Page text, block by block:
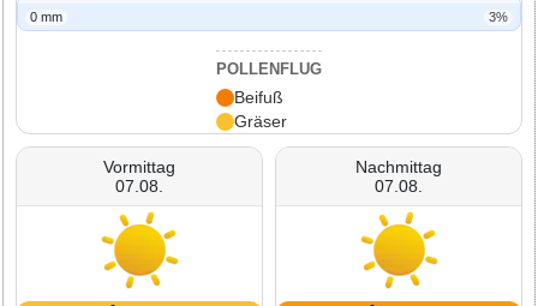
0 mm 3%
POLLENFLUG
Beifuß
Gräser
Vormittag
07.08.
Nachmittag
07.08.